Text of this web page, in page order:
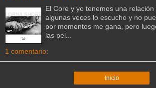
El Core y yo tenemos una relación
algunas veces lo escucho y no
por momentos me gana, pero
las pel...
1 comentario:
Inicio